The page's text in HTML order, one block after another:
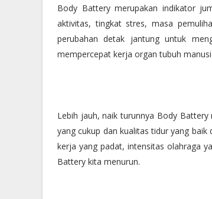
Body Battery merupakan indikator
aktivitas, tingkat stres, masa
perubahan detak jantung untuk
mempercepat kerja organ tubuh
Lebih jauh, naik turunnya Body
yang cukup dan kualitas tidur yang
kerja yang padat, intensitas olahraga
Battery kita menurun.